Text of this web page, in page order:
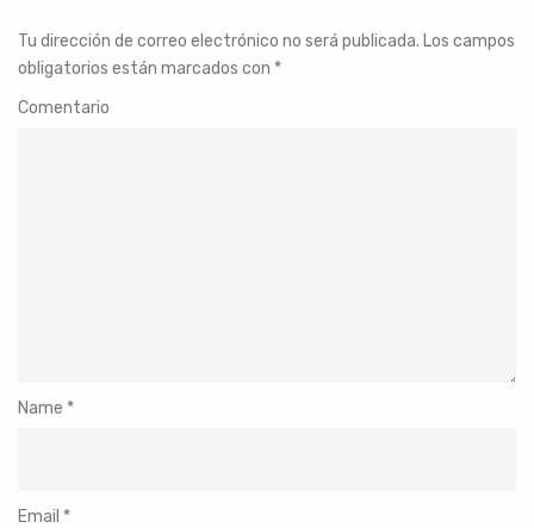
Tu dirección de correo electrónico no será publicada. Los campos
obligatorios están marcados con *
Comentario
Name *
Email *